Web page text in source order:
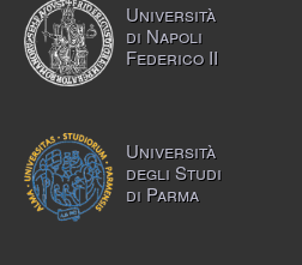
Università
di Napoli
Federico II
Università
degli Studi
di Parma